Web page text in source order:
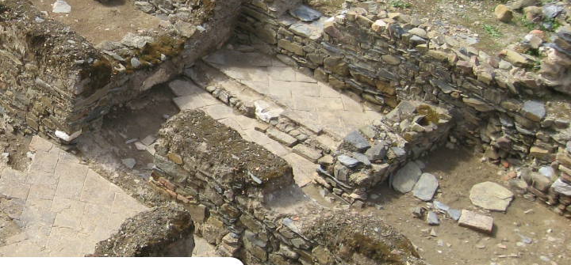
Vidigueira